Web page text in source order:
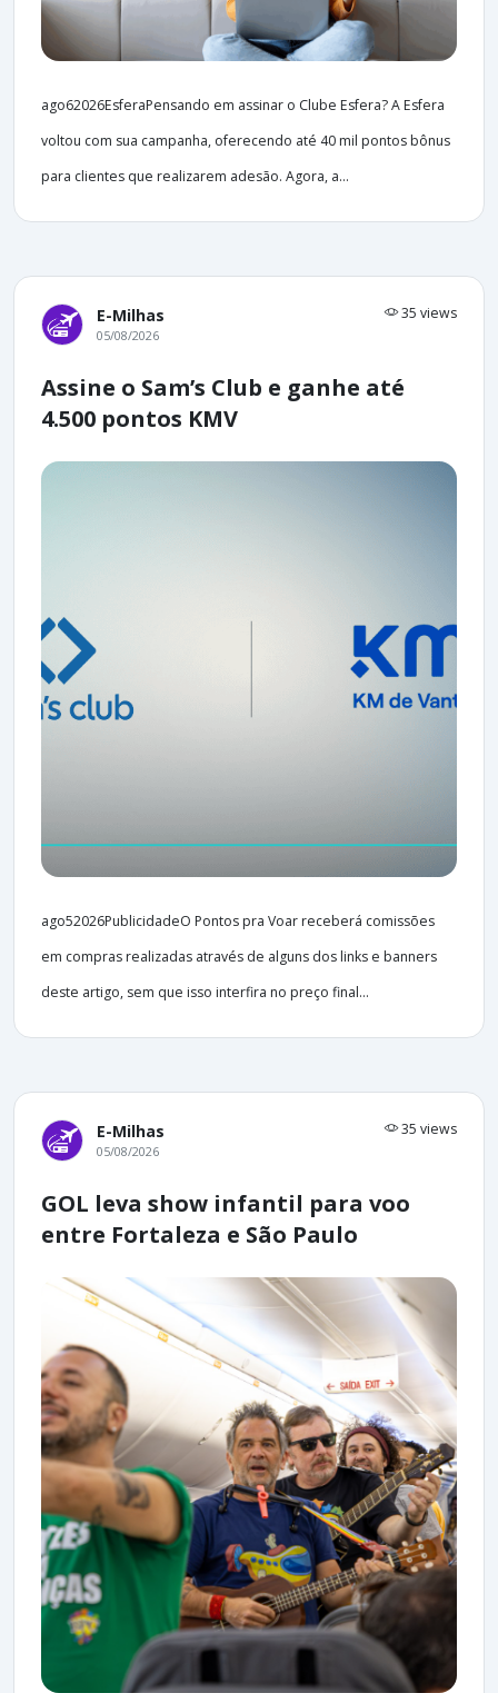
ago62026EsferaPensando em assinar o Clube Esfera? A Esfera
voltou com sua campanha, oferecendo até 40 mil pontos bônus
para clientes que realizarem adesão. Agora, a...
E-Milhas 35 views
05/08/2026
Assine o Sam’s Club e ganhe até
4.500 pontos KMV
ago52026PublicidadeO Pontos pra Voar receberá comissões
em compras realizadas através de alguns dos links e banners
deste artigo, sem que isso interfira no preço final...
E-Milhas 35 views
05/08/2026
GOL leva show infantil para voo
entre Fortaleza e São Paulo